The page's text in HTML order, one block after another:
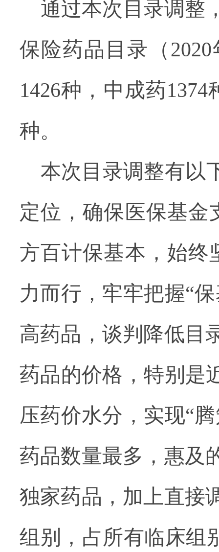
通过本次目录调整
保险药品目录（
1426种，中成药
种。
本次目录调整有以
定位，确保医保基金
方百计保基本，始终
力而行，牢牢把握“
高药品，谈判降低目
药品的价格，特别是
压药价水分，实现“
药品数量最多，惠及
独家药品，加上直接
组别，占所有临床组